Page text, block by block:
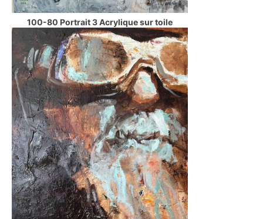
100-80 Portrait 3 Acrylique sur toile